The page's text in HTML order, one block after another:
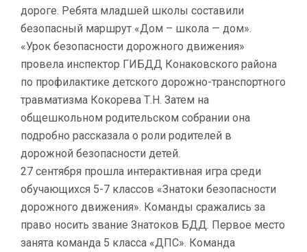
дороге. Ребята младшей школы составили
безопасный маршрут «Дом – школа — дом».
«Урок безопасности дорожного движения»
провела инспектор ГИБДД Конаковского района
по профилактике детского дорожно-транспортного
травматизма Кокорева Т.Н. Затем на
общешкольном родительском собрании она
подробно рассказала о роли родителей в
дорожной безопасности детей.
27 сентября прошла интерактивная игра среди
обучающихся 5-7 классов «Знатоки безопасности
дорожного движения». Команды сражались за
право носить звание Знатоков БДД. Первое место
занята команда 5 класса «ДПС». Команда